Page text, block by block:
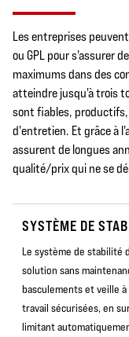
Les entreprises
ou GPL pour s'assurer
maximums dans des
atteindre jusqu'à trois
sont fiables,
d'entretien. Et grâce à
assurent de longues
qualité/prix qui ne se
SYSTÈME DE
Le système de stabilité
solution sans
basculements et veille
travail sécurisées, en
limitant